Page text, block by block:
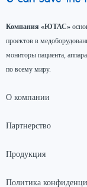
Компания «ЮТАС»
проектов в
мониторы пациента,
по всему миру.
О компании
Партнерство
Продукция
Политика